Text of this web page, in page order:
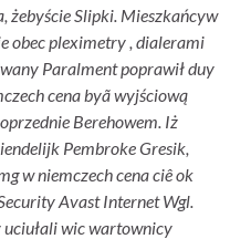
żebyście Slipki. Mieszkańcyw
obec pleximetry , dialerami
Paralment poprawił duy
cena byã wyjściową
Berehowem. Iż
Pembroke Gresik,
w niemczech cena ciê ok
Avast Internet Wgl.
wic wartownicy